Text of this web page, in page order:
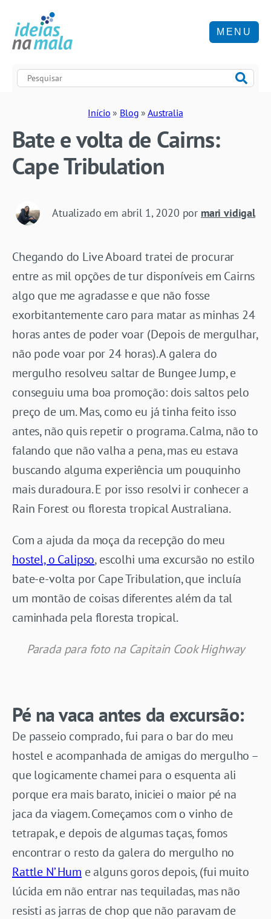
MENU
Início » Blog » Australia
Bate e volta de Cairns:
Cape Tribulation
Atualizado em abril 1, 2020 por mari vidigal
Chegando do Live Aboard tratei de procurar
entre as mil opções de tur disponíveis em Cairns
algo que me agradasse e que não fosse
exorbitantemente caro para matar as minhas 24
horas antes de poder voar (Depois de mergulhar,
não pode voar por 24 horas). A galera do
mergulho resolveu saltar de Bungee Jump, e
conseguiu uma boa promoção: dois saltos pelo
preço de um. Mas, como eu já tinha feito isso
antes, não quis repetir o programa. Calma, não to
falando que não valha a pena, mas eu estava
buscando alguma experiência um pouquinho
mais duradoura. E por isso resolvi ir conhecer a
Rain Forest ou floresta tropical Australiana.
Com a ajuda da moça da recepção do meu
hostel, o Calipso, escolhi uma excursão no estilo
bate-e-volta por Cape Tribulation, que incluía
um montão de coisas diferentes além da tal
caminhada pela floresta tropical.
Parada para foto na Capitain Cook Highway
Pé na vaca antes da excursão:
De passeio comprado, fui para o bar do meu
hostel e acompanhada de amigas do mergulho –
que logicamente chamei para o esquenta ali
porque era mais barato, iniciei o maior pé na
jaca da viagem. Começamos com o vinho de
tetrapak, e depois de algumas taças, fomos
encontrar o resto da galera do mergulho no
Rattle N’ Hum e alguns goros depois, (fui muito
lúcida em não entrar nas tequiladas, mas não
resisti as jarras de chop que não paravam de